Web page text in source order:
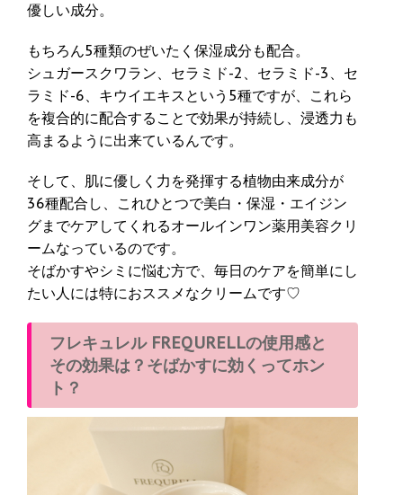
優しい成分。
もちろん5種類のぜいたく保湿成分も配合。
シュガースクワラン、セラミド-2、セラミド-3、セ
ラミド-6、キウイエキスという5種ですが、これら
を複合的に配合することで効果が持続し、浸透力も
高まるように出来ているんです。
そして、肌に優しく力を発揮する植物由来成分が
36種配合し、これひとつで美白・保湿・エイジン
グまでケアしてくれるオールインワン薬用美容クリ
ームなっているのです。
そばかすやシミに悩む方で、毎日のケアを簡単にし
たい人には特におススメなクリームです♡
フレキュレル FREQURELLの使用感と
その効果は？そばかすに効くってホン
ト？